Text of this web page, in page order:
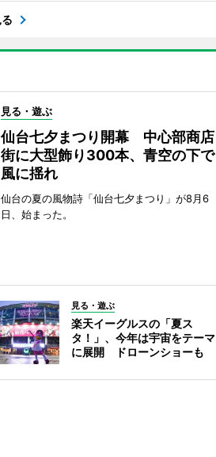
見る・遊ぶ
仙台七夕まつり開幕 中心部商店
街に大型飾り300本、青空の下で
風に揺れ
仙台の夏の風物詩「仙台七夕まつり」が8月6
日、始まった。
見る・遊ぶ
楽天イーグルスの「夏ス
タ！」、今年は宇宙をテーマ
に展開 ドローンショーも